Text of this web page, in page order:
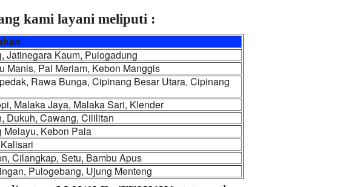
kami layani meliputi :
Jatinegara Kaum, Pulogadung
Manis, Pal Meriam, Kebon Manggis
Rawa Bunga, Cipinang Besar Utara, Cipinang
Malaka Jaya, Malaka Sari, Klender
Dukuh, Cawang, Cililitan
Melayu, Kebon Pala
Cilangkap, Setu, Bambu Apus
Pulogebang, Ujung Menteng